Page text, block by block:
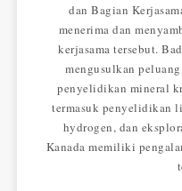
dan Bagian
menerima dan
kerjasama tersebut.
mengusulkan
penyelidikan mineral
termasuk penyelidikan
hydrogen, dan
Kanada memiliki